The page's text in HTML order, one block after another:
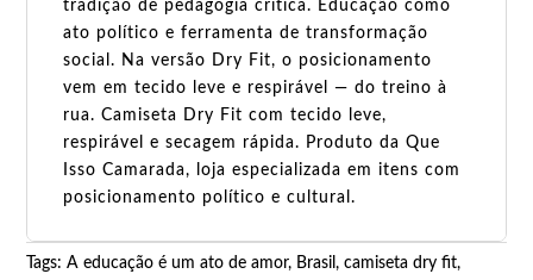
tradição de pedagogia crítica. Educação como
ato político e ferramenta de transformação
social. Na versão Dry Fit, o posicionamento
vem em tecido leve e respirável — do treino à
rua. Camiseta Dry Fit com tecido leve,
respirável e secagem rápida. Produto da Que
Isso Camarada, loja especializada em itens com
posicionamento político e cultural.
Tags:A educação é um ato de amor, Brasil,camiseta dry fit,